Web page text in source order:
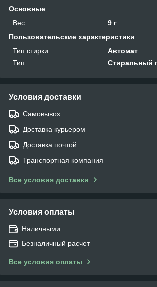
Основные
Вес
9 г
Пользовательские характеристики
Тип стирки
Автомат
Тип
Стиральный
Условия доставки
Самовывоз
Доставка курьером
Доставка почтой
Транспортная компания
Все условия доставки
Условия оплаты
Наличными
Безналичный расчет
Все условия оплаты